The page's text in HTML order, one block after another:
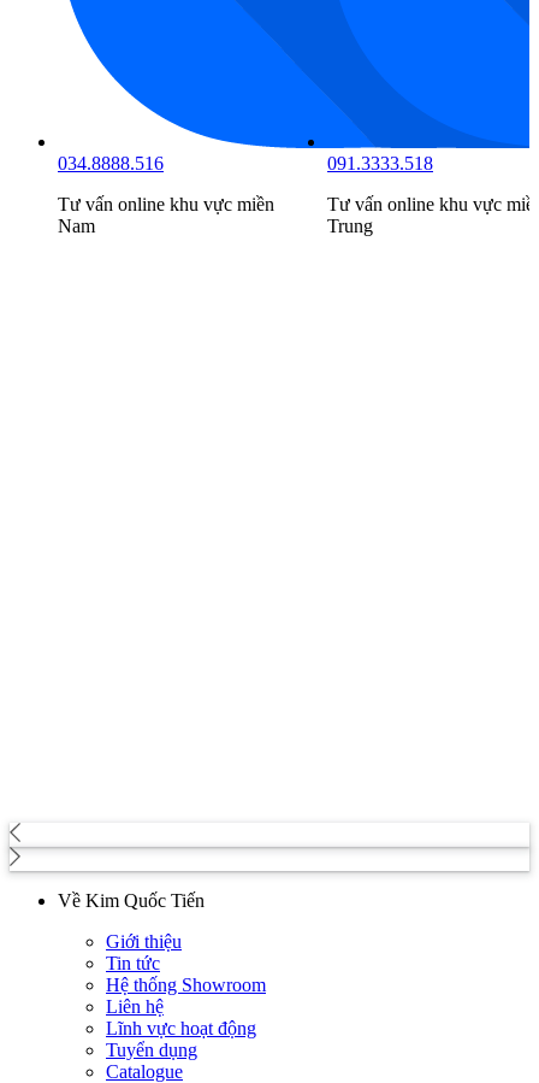
034.8888.516
Tư vấn online khu vực miền
Nam
091.3333.518
Tư vấn online khu vực
Trung
Về Kim Quốc Tiến
Giới thiệu
Tin tức
Hệ thống Showroom
Liên hệ
Lĩnh vực hoạt động
Tuyển dụng
Catalogue